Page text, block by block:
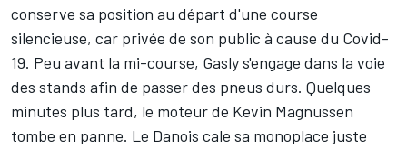
conserve sa position au départ d'une course
silencieuse, car privée de son public à cause du Covid-
19. Peu avant la mi-course, Gasly s'engage dans la voie
des stands afin de passer des pneus durs. Quelques
minutes plus tard, le moteur de Kevin Magnussen
tombe en panne. Le Danois cale sa monoplace juste